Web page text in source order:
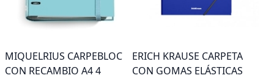
MIQUELRIUS CARPEBLOC
CON RECAMBIO A4 4
ERICH KRAUSE CARPETA
CON GOMAS ELÁSTICAS